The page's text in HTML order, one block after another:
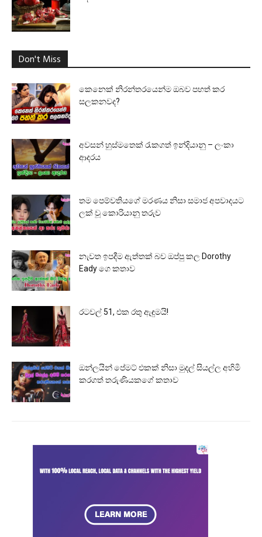
Don't Miss
කෙනෙක් නිරන්තරයෙන්ම ඔබව පහත් කර
සලකනවද?
අවසන් හුස්මතෙක් රැකගත් ඉන්දියානු – ලංකා
ආදරය
තම පෙම්වතියගේ මරණය නිසා සමාජ අපවාදයට
ලක් වූ කොරියානු තරුව
නැවත ඉපදීම ඇත්තක් බව ඔප්පු කල Dorothy
Eady ගෙ කතාව
රටවල් 51, එක රතු ඇඳුමයි!
ඔන්ලයින් පේමට් එකක් නිසා මුදල් සියල්ල අහිමි
කරගත් තරුණියකගේ කතාව